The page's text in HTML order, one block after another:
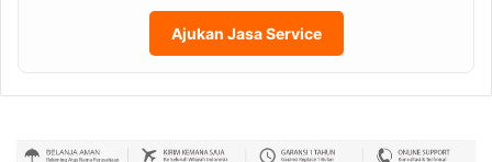
Ajukan Jasa Service